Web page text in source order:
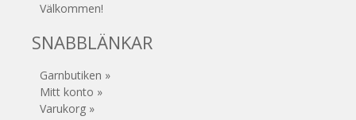
Välkommen!
SNABBLÄNKAR
Garnbutiken »
Mitt konto »
Varukorg »